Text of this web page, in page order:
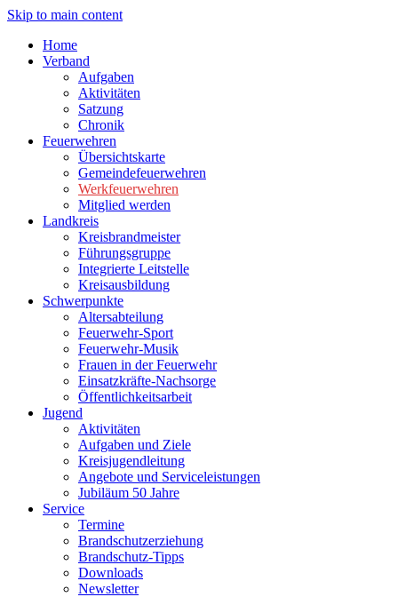
Skip to main content
Home
Verband
Aufgaben
Aktivitäten
Satzung
Chronik
Feuerwehren
Übersichtskarte
Gemeindefeuerwehren
Werkfeuerwehren
Mitglied werden
Landkreis
Kreisbrandmeister
Führungsgruppe
Integrierte Leitstelle
Kreisausbildung
Schwerpunkte
Altersabteilung
Feuerwehr-Sport
Feuerwehr-Musik
Frauen in der Feuerwehr
Einsatzkräfte-Nachsorge
Öffentlichkeitsarbeit
Jugend
Aktivitäten
Aufgaben und Ziele
Kreisjugendleitung
Angebote und Serviceleistungen
Jubiläum 50 Jahre
Service
Termine
Brandschutzerziehung
Brandschutz-Tipps
Downloads
Newsletter